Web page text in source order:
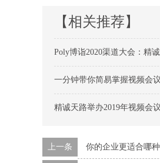
【相关推荐】
Poly博诣2020渠道大会：精
一分钟带你简易掌握视频会
精诚天路举办2019年视频会
上一条 你的企业更适合哪